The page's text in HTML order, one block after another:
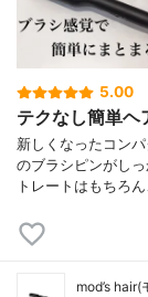
5.00
テクなし簡単ヘ
新しくなったコン
のブラシピンがし
トレートはもちろ
mod’s hair(